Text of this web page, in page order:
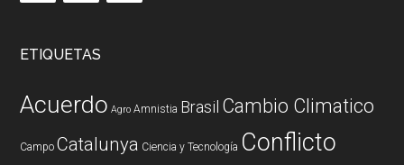
ETIQUETAS
Acuerdo Agro Amnistia Brasil Cambio Climatico
Campo Catalunya Ciencia y Tecnología Conflicto